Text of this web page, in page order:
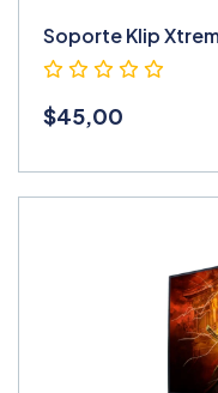
Soporte Klip
$45,00